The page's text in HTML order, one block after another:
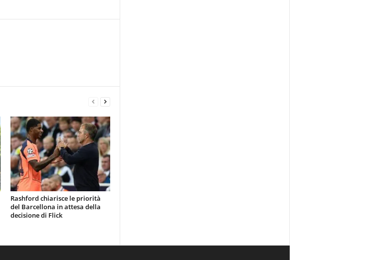
Rashford chiarisce le priorità
del Barcellona in attesa della
decisione di Flick